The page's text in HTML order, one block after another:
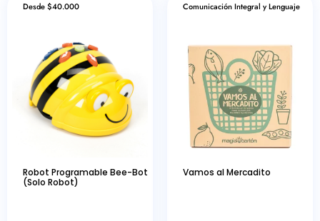
Desde $40.000
Robot Programable Bee-Bot
(Solo Robot)
Comunicación Integral y Lenguaje
Vamos al Mercadito